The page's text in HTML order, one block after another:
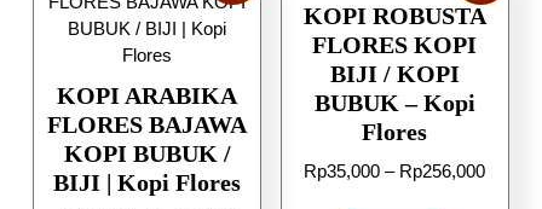
KOPI ARABIKA
FLORES BAJAWA
KOPI BUBUK /
BIJI | Kopi Flores
KOPI ROBUSTA
FLORES KOPI
BIJI / KOPI
BUBUK – Kopi
Flores
Rp35,000 – Rp256,000